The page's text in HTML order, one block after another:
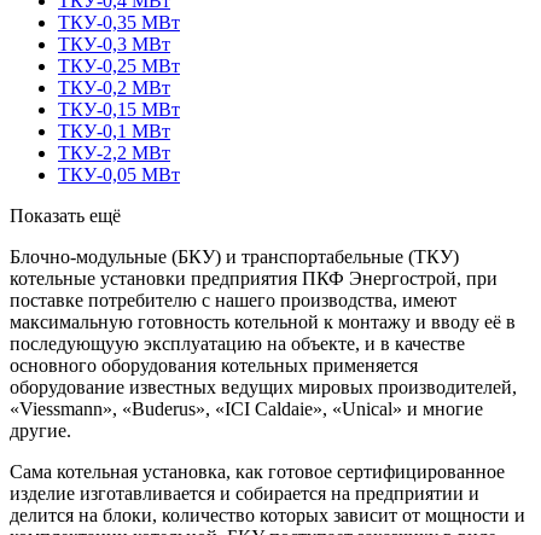
ТКУ-0,35 МВт
ТКУ-0,3 МВт
ТКУ-0,25 МВт
ТКУ-0,2 МВт
ТКУ-0,15 МВт
ТКУ-0,1 МВт
ТКУ-2,2 МВт
ТКУ-0,05 МВт
Показать ещё
Блочно-модульные (БКУ) и транспортабельные (ТКУ)
котельные установки предприятия ПКФ Энергострой, при
поставке потребителю с нашего производства, имеют
максимальную готовность котельной к монтажу и вводу её в
последующуую эксплуатацию на объекте, и в качестве
основного оборудования котельных применяется
оборудование известных ведущих мировых производителей,
«Viessmann», «Buderus», «IСI Caldaie», «Unical» и многие
другие.
Сама котельная установка, как готовое сертифицированное
изделие изготавливается и собирается на предприятии и
делится на блоки, количество которых зависит от мощности и